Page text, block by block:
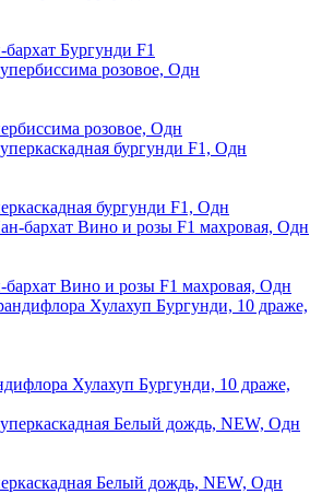
Бургунди F1
розовое, Одн
бургунди F1, Одн
Вино и розы F1 махровая, Одн
Хулахуп Бургунди, 10 драже,
Белый дождь, NEW, Одн